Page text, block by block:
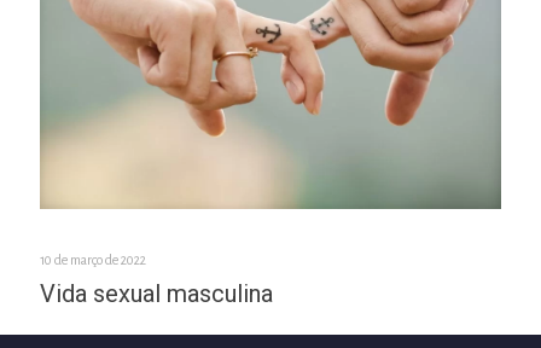
10 de março de 2022
Vida sexual masculina